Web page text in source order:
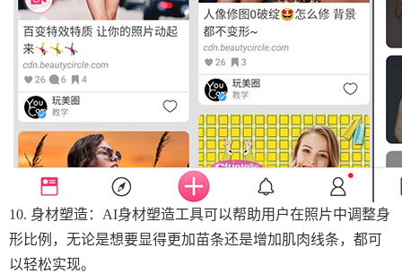
10. 身材塑造：AI身材塑造工具可以帮助用户在照片中调整身
形比例，无论是想要显得更加苗条还是增加肌肉线条，都可
以轻松实现。